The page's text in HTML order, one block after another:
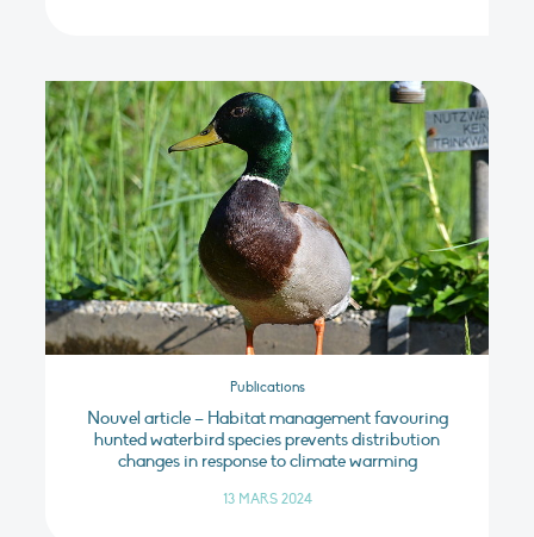
Publications
Nouvel article – Habitat management favouring
hunted waterbird species prevents distribution
changes in response to climate warming
13 MARS 2024